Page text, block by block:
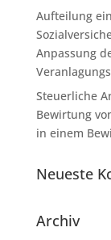
Aufteilung
Anpassung
Steuerliche
Bewirtung
in einem
Neueste
Archiv